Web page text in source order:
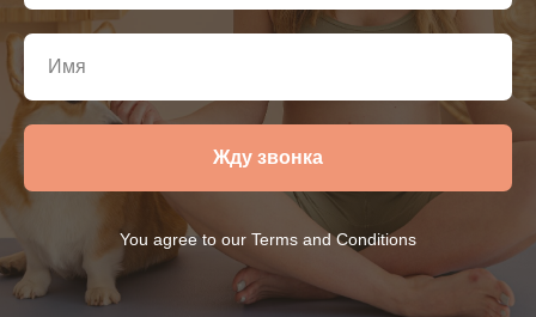
Жду звонка
You agree to our Terms and Conditions